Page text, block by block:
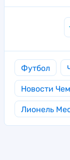
Футбол
Новости
Лионель